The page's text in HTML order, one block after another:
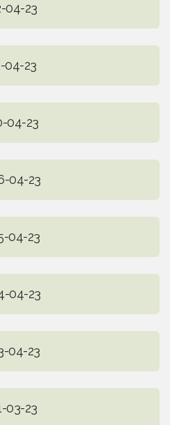
04-23
04-23
04-23
04-23
04-23
04-23
04-23
03-23